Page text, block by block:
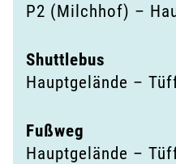
P2 (Milchhof) –
Shuttlebus
Hauptgelände –
Fußweg
Hauptgelände –